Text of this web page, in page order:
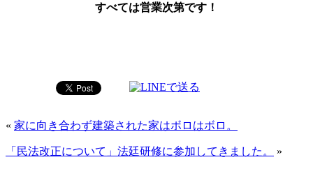
すべては営業次第です！
« 家に向き合わず建築された家はボロはボロ。
「民法改正について」法廷研修に参加してきました。 »